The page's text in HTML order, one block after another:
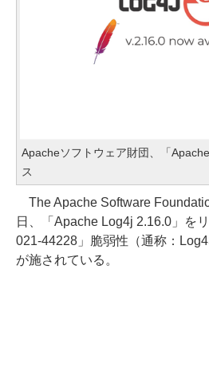
Apacheソフトウェア財団、「
ス
The Apache Software
日、「Apache Log4j 2.16.0」を
021-44228」脆弱性（通称：
が施されている。